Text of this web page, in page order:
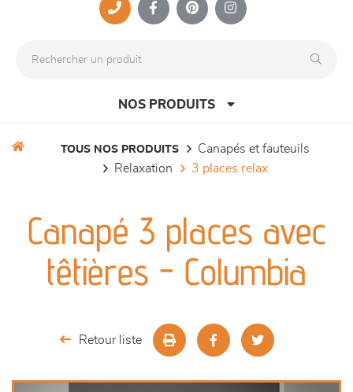
NOS PRODUITS
séjours
meubles de complément
TOUS NOS PRODUITS
canapés et fauteuils
relaxation
3 places relax
Canapé 3 places avec
têtières - Columbia
Retour liste